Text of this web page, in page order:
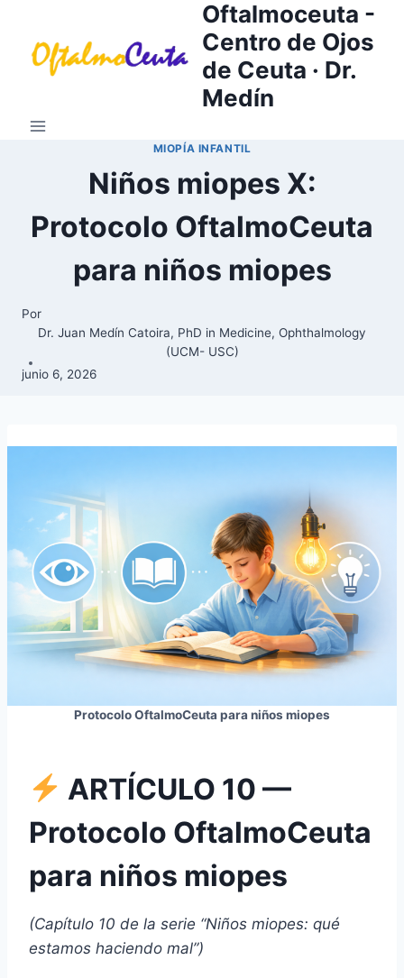
contenido
Oftalmoceuta -
Centro de Ojos
de Ceuta · Dr.
Medín
MIOPÍA INFANTIL
Niños miopes X:
Protocolo OftalmoCeuta
para niños miopes
Por
Dr. Juan Medín Catoira, PhD in Medicine, Ophthalmology
(UCM- USC)
junio 6, 2026
Protocolo OftalmoCeuta para niños miopes
ARTÍCULO 10 —
Protocolo OftalmoCeuta
para niños miopes
(Capítulo 10 de la serie “Niños miopes: qué
estamos haciendo mal”)